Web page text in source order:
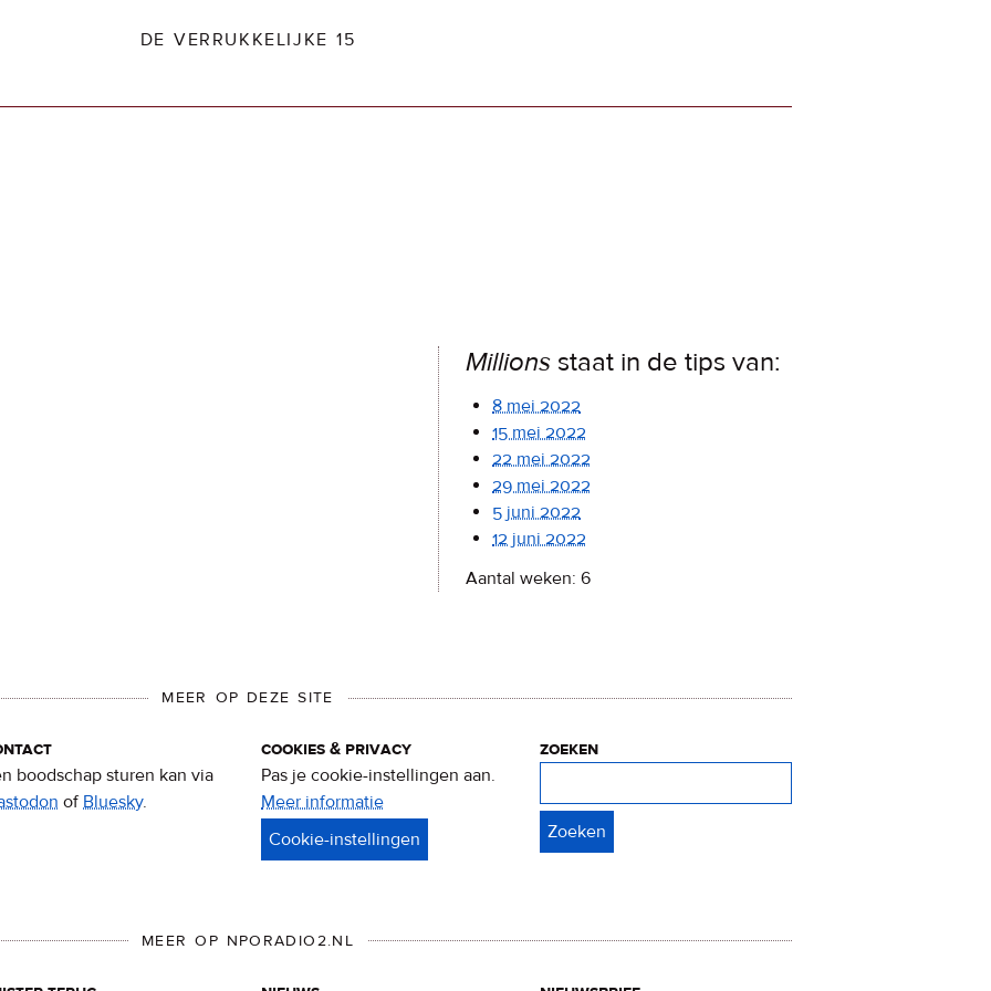
DE VERRUKKELIJKE 15
Millions staat in de tips van:
8 mei 2022
15 mei 2022
22 mei 2022
29 mei 2022
5 juni 2022
12 juni 2022
Aantal weken: 6
MEER OP DEZE SITE
boodschap sturen kan via
ofBluesky.
cookies & privacy
Pas je cookie-instellingen aan.
Meer informatie
&
zoeken
MEER OP NPORADIO2.NL